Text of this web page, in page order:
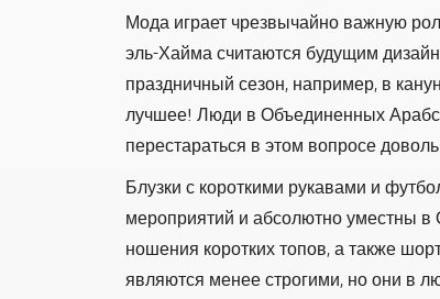
Мода играет чрезвычайно важную
эль-Хайма считаются будущим
праздничный сезон, например, в
лучшее! Люди в Объединенных
перестараться в этом вопросе
Блузки с короткими рукавами и
мероприятий и абсолютно уместны
ношения коротких топов, а также
являются менее строгими, но они в